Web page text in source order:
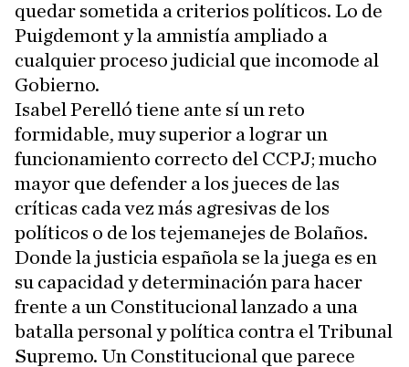
quedar sometida a criterios políticos. Lo de
Puigdemont y la amnistía ampliado a
cualquier proceso judicial que incomode al
Gobierno.
Isabel Perelló tiene ante sí un reto
formidable, muy superior a lograr un
funcionamiento correcto del CCPJ; mucho
mayor que defender a los jueces de las
críticas cada vez más agresivas de los
políticos o de los tejemanejes de Bolaños.
Donde la justicia española se la juega es en
su capacidad y determinación para hacer
frente a un Constitucional lanzado a una
batalla personal y política contra el Tribunal
Supremo. Un Constitucional que parece